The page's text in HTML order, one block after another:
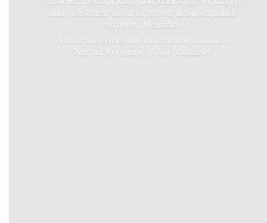
und vieles mehr zu Superpreisen, in Superqualität
von netten Menschen!
Nur für Gewerbe- und Unternehmenskunden.
Nur auf Rechnung. Keine Vorkasse!